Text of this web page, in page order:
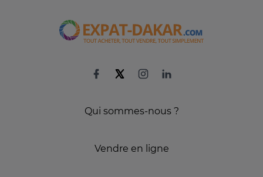
Qui sommes-nous ?
Vendre en ligne